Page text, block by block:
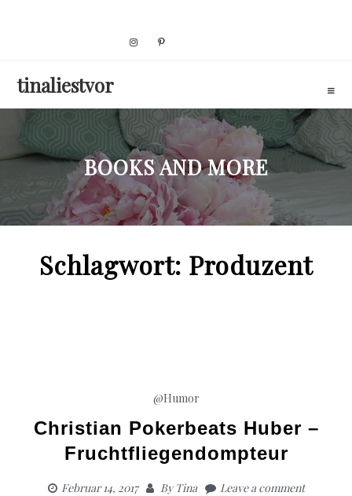
tinaliestvor
BOOKS AND MORE
Schlagwort: Produzent
@Humor
Christian Pokerbeats Huber –
Fruchtfliegendompteur
Februar 14, 2017 ByTina Leave a comment